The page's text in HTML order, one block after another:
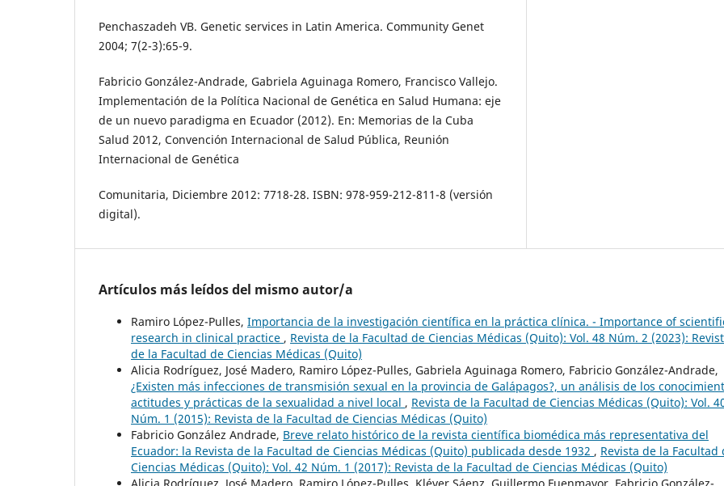
Penchaszadeh VB. Genetic services in Latin America. Community Genet
2004; 7(2-3):65-9.
Fabricio González-Andrade, Gabriela Aguinaga Romero, Francisco Vallejo.
Implementación de la Política Nacional de Genética en Salud Humana: eje
de un nuevo paradigma en Ecuador (2012). En: Memorias de la Cuba
Salud 2012, Convención Internacional de Salud Pública, Reunión
Internacional de Genética
Comunitaria, Diciembre 2012: 7718-28. ISBN: 978-959-212-811-8 (versión
digital).
Artículos más leídos del mismo autor/a
Ramiro López-Pulles, Importancia de la investigación científica en la práctica clínica. - Importance of
research in clinical practice , Revista de la Facultad de Ciencias Médicas (Quito): Vol. 48 Núm. 2 (2023):
de la Facultad de Ciencias Médicas (Quito)
Alicia Rodríguez, José Madero, Ramiro López-Pulles, Gabriela Aguinaga Romero, Fabricio González-Andrade,
¿Existen más infecciones de transmisión sexual en la provincia de Galápagos?, un análisis de los
actitudes y prácticas de la sexualidad a nivel local , Revista de la Facultad de Ciencias Médicas (Quito): Vol.
Núm. 1 (2015): Revista de la Facultad de Ciencias Médicas (Quito)
Fabricio González Andrade, Breve relato histórico de la revista científica biomédica más representativa del
Ecuador: la Revista de la Facultad de Ciencias Médicas (Quito) publicada desde 1932 , Revista de la Facultad
Ciencias Médicas (Quito): Vol. 42 Núm. 1 (2017): Revista de la Facultad de Ciencias Médicas (Quito)